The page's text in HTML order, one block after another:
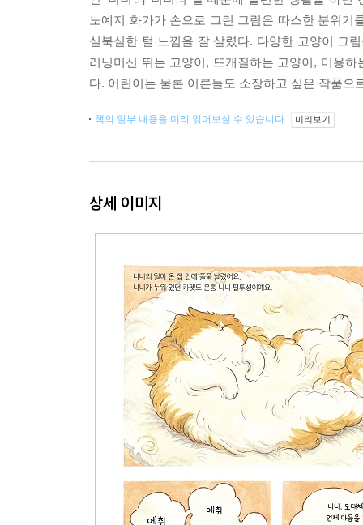
노예지 화가가 손으로 그린 그림은 따스한 분위
실북실한 털 느낌을 잘 살렸다. 다양한 고양이 그
러닝머신 뛰는 고양이, 뜨개질하는 고양이, 미용
다. 어린이는 물론 어른들도 소장하고 싶은 작품
책의 일부 내용을 미리 읽어보실 수 있습니다. 미리보기
상세 이미지